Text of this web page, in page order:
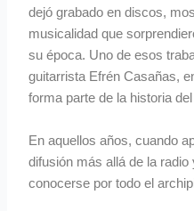
dejó grabado en discos,
musicalidad que
su época. Uno de esos
guitarrista Efrén Casañas,
forma parte de la historia
En aquellos años, cuando
difusión más allá de la
conocerse por todo el